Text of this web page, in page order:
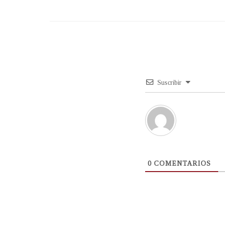
Suscribir
0 COMENTARIOS